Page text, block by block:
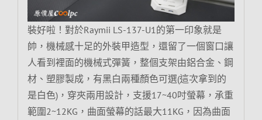
裝好啦！對於Raymii LS-137-U1的第一印象就是
帥，機械感十足的外裝甲造型，還留了一個窗口讓
人看到裡面的機械式彈簧，整個支架由鋁合金、鋼
材、塑膠製成，有黑白兩種顏色可選(這次拿到的
是白色)，穿夾兩用設計，支援17~40吋螢幕，承重
範圍2~12KG，曲面螢幕的話最大11KG，因為曲面